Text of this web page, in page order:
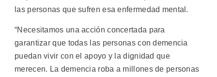
las personas que sufren esa enfermedad mental.
“Necesitamos una acción concertada para
garantizar que todas las personas con demencia
puedan vivir con el apoyo y la dignidad que
merecen. La demencia roba a millones de personas